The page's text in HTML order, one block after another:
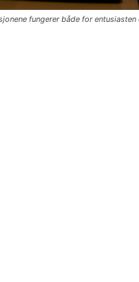
fungerer både for